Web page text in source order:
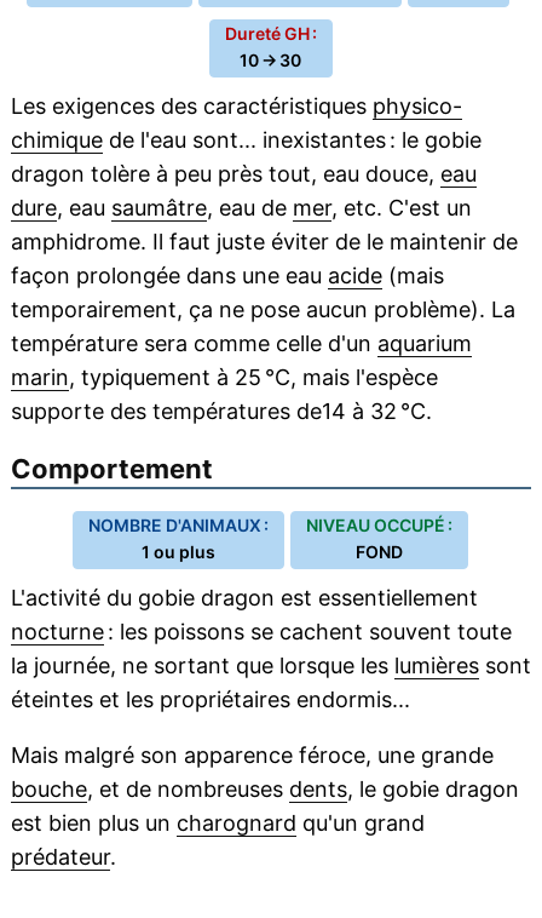
Dureté GH :
10 → 30
Les exigences des caractéristiques physico-
chimiquede l'eau sont... inexistantes : le gobie
dragon tolère à peu près tout, eau douce, eau
dure, eau saumâtre, eau de mer, etc. C'est un
amphidrome. Il faut juste éviter de le maintenir de
façon prolongée dans une eau acide(mais
temporairement, ça ne pose aucun problème). La
température sera comme celle d'un aquarium
marin, typiquement à 25 °C, mais l'espèce
supporte des températures de14 à 32 °C.
Comportement
NOMBRE D'ANIMAUX :
1 ou plus
NIVEAU OCCUPÉ :
FOND
L'activité du gobie dragon est essentiellement
nocturne: les poissons se cachent souvent toute
la journée, ne sortant que lorsque les lumièressont
éteintes et les propriétaires endormis...
Mais malgré son apparence féroce, une grande
bouche, et de nombreuses dents, le gobie dragon
est bien plus un charognard qu'un grand
prédateur.